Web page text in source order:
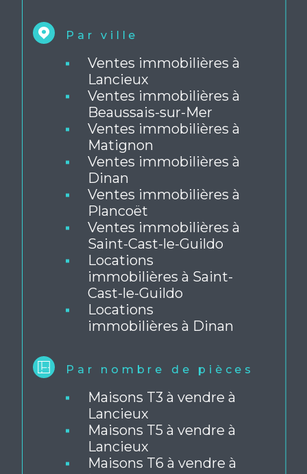
Ventes immobilières à
Lancieux
Ventes immobilières à
Beaussais-sur-Mer
Ventes immobilières à
Matignon
Ventes immobilières à
Dinan
Ventes immobilières à
Plancoët
Ventes immobilières à
Saint-Cast-le-Guildo
Locations
immobilières à Saint-
Cast-le-Guildo
Locations
Maisons T3 à vendre à
Lancieux
Maisons T5 à vendre à
Lancieux